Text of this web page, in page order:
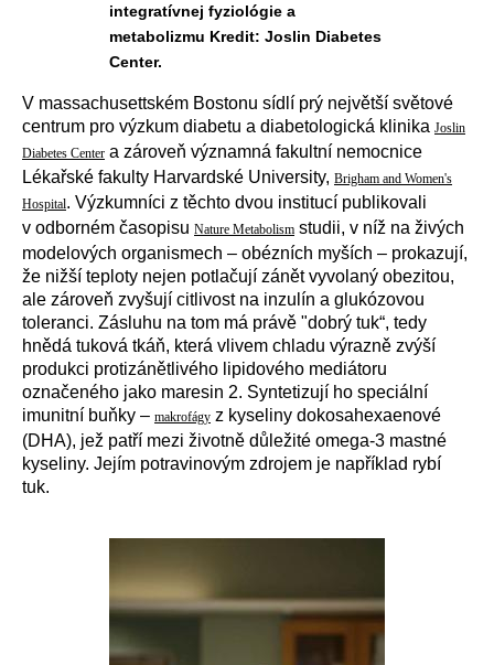
integratívnej fyziológie a
metabolizmu Kredit: Joslin Diabetes
Center.
V massachusettském Bostonu sídlí prý největší světové
centrum pro výzkum diabetu a diabetologická klinika Joslin
Diabetes Center a zároveň významná fakultní nemocnice
Lékařské fakulty Harvardské University, Brigham and Women's
Hospital. Výzkumníci z těchto dvou institucí publikovali
v odborném časopisu Nature Metabolism studii, v níž na živých
modelových organismech – obézních myších – prokazují,
že nižší teploty nejen potlačují zánět vyvolaný obezitou,
ale zároveň zvyšují citlivost na inzulín a glukózovou
toleranci. Zásluhu na tom má právě "dobrý tuk“, tedy
hnědá tuková tkáň, která vlivem chladu výrazně zvýší
produkci protizánětlivého lipidového mediátoru
označeného jako maresin 2. Syntetizují ho speciální
imunitní buňky – makrofágy z kyseliny dokosahexaenové
(DHA), jež patří mezi životně důležité omega-3 mastné
kyseliny. Jejím potravinovým zdrojem je například rybí
tuk.